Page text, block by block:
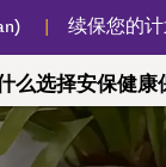
续保您的
么选择安保健康